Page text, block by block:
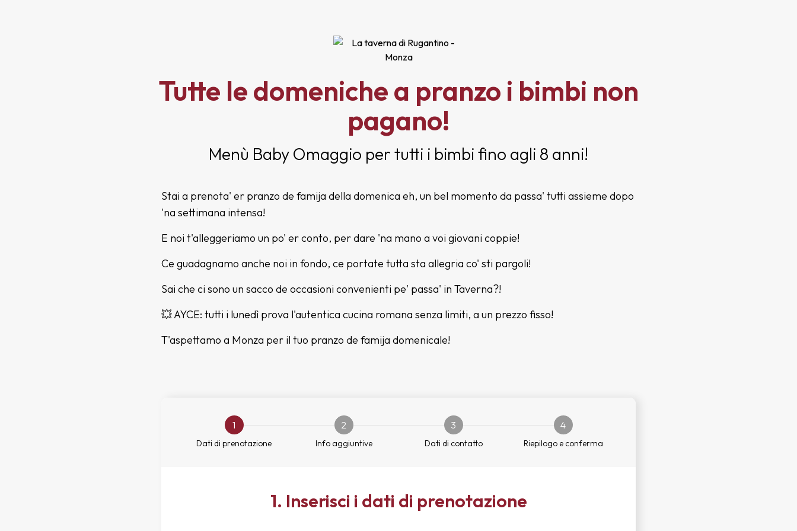
Tutte le domeniche a pranzo i bimbi non
pagano!
Menù Baby Omaggio per tutti i bimbi fino agli 8 anni!
Stai a prenota' er pranzo de famija della domenica eh, un bel momento da passa' tutti assieme dopo
'na settimana intensa!
E noi t'alleggeriamo un po' er conto, per dare 'na mano a voi giovani coppie!
Ce guadagnamo anche noi in fondo, ce portate tutta sta allegria co' sti pargoli!
Sai che ci sono un sacco de occasioni convenienti pe' passa' in Taverna?!
💥 AYCE: tutti i lunedì prova l'autentica cucina romana senza limiti, a un prezzo fisso!
T'aspettamo a Monza per il tuo pranzo de famija domenicale!
1
Dati di prenotazione
2
Info aggiuntive
3
Dati di contatto
4
Riepilogo e conferma
1. Inserisci i dati di prenotazione